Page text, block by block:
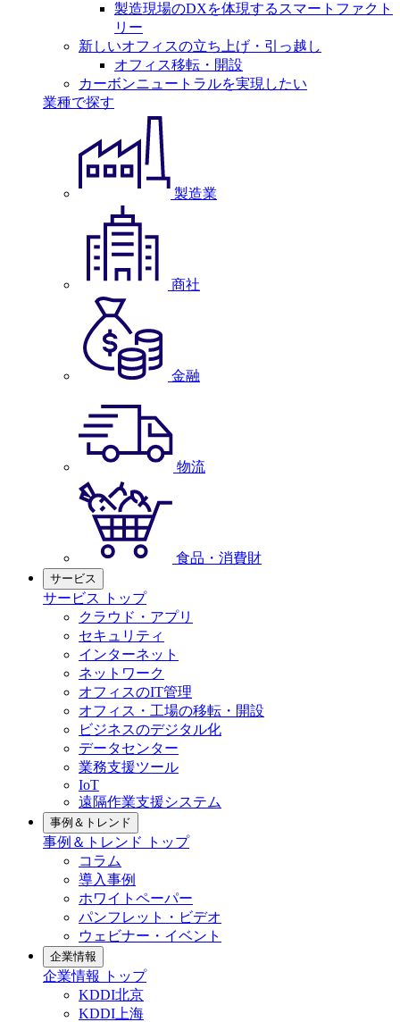
製造現場のDXを体現するスマートファクト
リー
新しいオフィスの立ち上げ・引っ越し
オフィス移転・開設
カーボンニュートラルを実現したい
業種で探す
製造業
商社
金融
物流
食品・消費財
サービス
サービス トップ
クラウド・アプリ
セキュリティ
インターネット
ネットワーク
オフィスのIT管理
オフィス・工場の移転・開設
ビジネスのデジタル化
データセンター
業務支援ツール
IoT
遠隔作業支援システム
事例＆トレンド
事例＆トレンド トップ
コラム
導入事例
ホワイトペーパー
パンフレット・ビデオ
ウェビナー・イベント
企業情報
企業情報 トップ
KDDI北京
KDDI上海